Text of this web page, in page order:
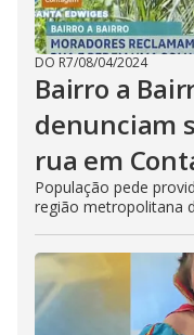
DO R7/08/04/2024
Bairro a
denunciam
rua em
População pede
região metropolitana